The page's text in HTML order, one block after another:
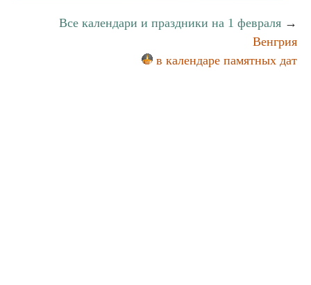
Все календари и праздники на 1 февраля →
Венгрия
в календаре памятных дат